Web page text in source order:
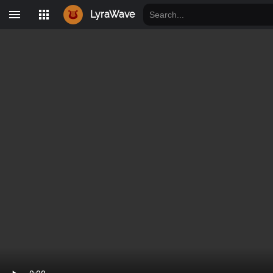
LyraWave